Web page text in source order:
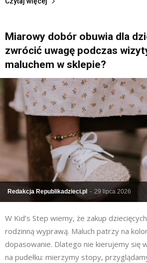
Miarowy dobór obuwia dla
zwrócić uwagę podczas
maluchem w sklepie?
Redakcja Republikadzieci.pl - 29 lipca 2026
W Kid’s Step wiemy, że zakup
rodzinną wyprawą. Maluch patrzy na
dopasowanie. Dlatego nie kierujemy się
na pudełku: mierzymy stopy,